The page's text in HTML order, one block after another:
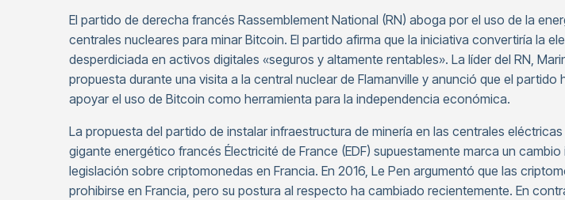
El partido de derecha francés Rassemblement National (RN) aboga por el uso de la
centrales nucleares para minar Bitcoin. El partido afirma que la iniciativa convertiría la
desperdiciada en activos digitales «seguros y altamente rentables». La líder del RN,
propuesta durante una visita a la central nuclear de Flamanville y anunció que el partido
apoyar el uso de Bitcoin como herramienta para la independencia económica.
La propuesta del partido de instalar infraestructura de minería en las centrales
gigante energético francés Électricité de France (EDF) supuestamente marca un
legislación sobre criptomonedas en Francia. En 2016, Le Pen argumentó que las
prohibirse en Francia, pero su postura al respecto ha cambiado recientemente. En